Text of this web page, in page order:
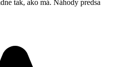
tak, ako má. Náhody predsa